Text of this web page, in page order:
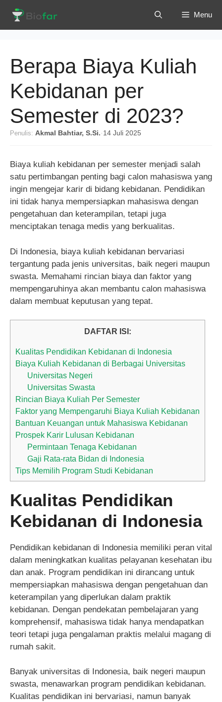
isi
Menu
Berapa Biaya Kuliah
Kebidanan per
Semester di 2023?
Penulis: Akmal Bahtiar, S.Si. · 14 Juli 2025
Biaya kuliah kebidanan per semester menjadi salah
satu pertimbangan penting bagi calon mahasiswa yang
ingin mengejar karir di bidang kebidanan. Pendidikan
ini tidak hanya mempersiapkan mahasiswa dengan
pengetahuan dan keterampilan, tetapi juga
menciptakan tenaga medis yang berkualitas.
Di Indonesia, biaya kuliah kebidanan bervariasi
tergantung pada jenis universitas, baik negeri maupun
swasta. Memahami rincian biaya dan faktor yang
mempengaruhinya akan membantu calon mahasiswa
dalam membuat keputusan yang tepat.
DAFTAR ISI:
Kualitas Pendidikan Kebidanan di Indonesia
Biaya Kuliah Kebidanan di Berbagai Universitas
Universitas Negeri
Universitas Swasta
Rincian Biaya Kuliah Per Semester
Faktor yang Mempengaruhi Biaya Kuliah Kebidanan
Bantuan Keuangan untuk Mahasiswa Kebidanan
Prospek Karir Lulusan Kebidanan
Permintaan Tenaga Kebidanan
Gaji Rata-rata Bidan di Indonesia
Tips Memilih Program Studi Kebidanan
Kualitas Pendidikan
Kebidanan di Indonesia
Pendidikan kebidanan di Indonesia memiliki peran vital
dalam meningkatkan kualitas pelayanan kesehatan ibu
dan anak. Program pendidikan ini dirancang untuk
mempersiapkan mahasiswa dengan pengetahuan dan
keterampilan yang diperlukan dalam praktik
kebidanan. Dengan pendekatan pembelajaran yang
komprehensif, mahasiswa tidak hanya mendapatkan
teori tetapi juga pengalaman praktis melalui magang di
rumah sakit.
Banyak universitas di Indonesia, baik negeri maupun
swasta, menawarkan program pendidikan kebidanan.
Kualitas pendidikan ini bervariasi, namun banyak